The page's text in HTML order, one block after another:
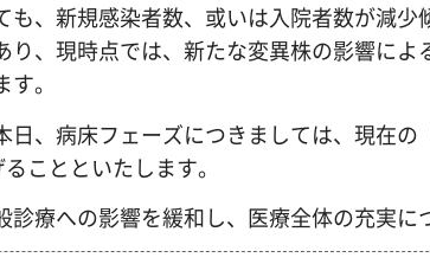
も、新規感染者数、或いは入院者数が減
り、現時点では、新たな変異株の影響に
。
日、病床フェーズにつきましては、現在
ことといたします。
診療への影響を緩和し、医療全体の充実に